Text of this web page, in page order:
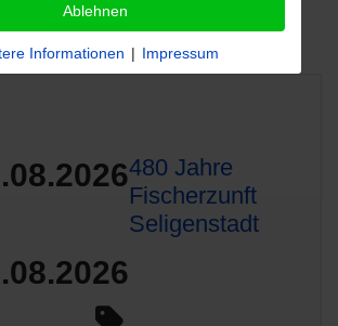
480 Jahre
Fischerzunft
Seligenstadt
Ablehnen
Informationen | Impressum